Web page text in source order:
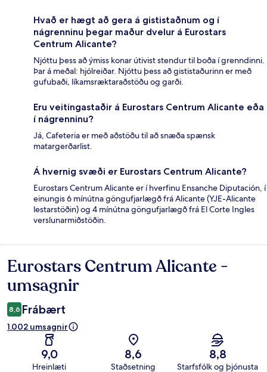
Hvað er hægt að gera á gististaðnum og í
nágrenninu þegar maður dvelur á Eurostars
Centrum Alicante?
Njóttu þess að ýmiss konar útivist stendur til boða í grenndinni.
Þar á meðal: hjólreiðar. Njóttu þess að gististaðurinn er með
gufubaði, líkamsræktaraðstöðu og garði.
Eru veitingastaðir á Eurostars Centrum Alicante eða
í nágrenninu?
Já, Cafeteria er með aðstöðu til að snæða spænsk
matargerðarlist.
Á hvernig svæði er Eurostars Centrum Alicante?
Eurostars Centrum Alicante er í hverfinu Ensanche Diputación, í
einungis 6 mínútna göngufjarlægð frá Alicante (YJE-Alicante
lestarstöðin) og 4 mínútna göngufjarlægð frá El Corte Ingles
verslunarmiðstöðin.
Umsagnir
Eurostars Centrum Alicante -
umsagnir
8,6 Frábært
1.002 umsagnir
9,0
Hreinlæti
8,6
Staðsetning
8,8
Starfsfólk og þjónusta